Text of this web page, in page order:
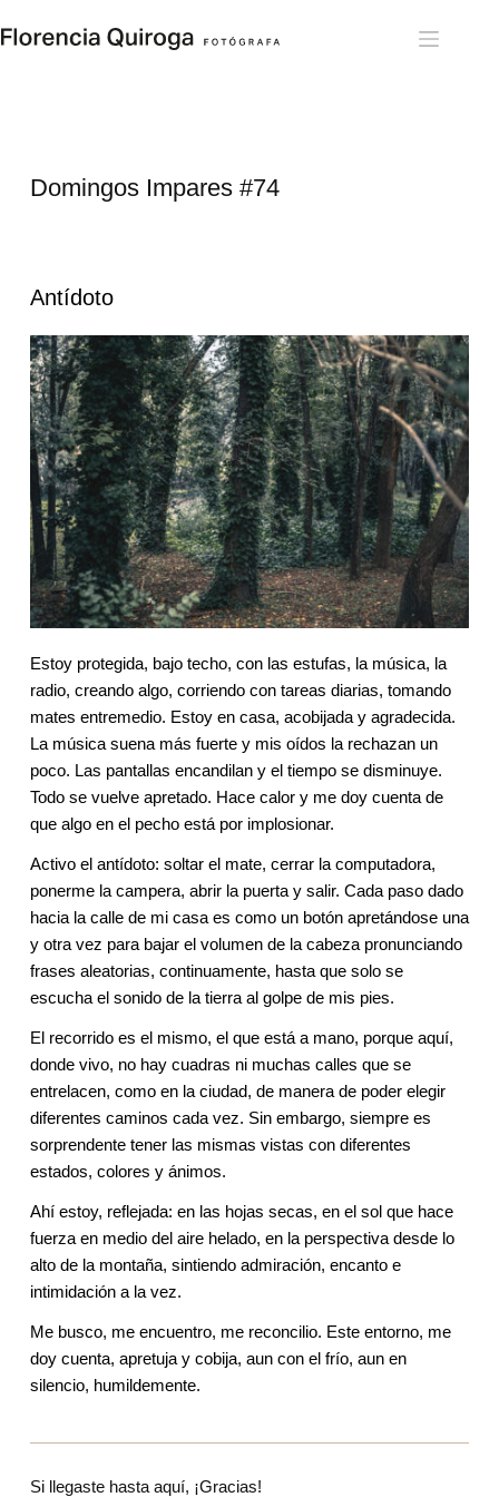
to
content
Domingos Impares #74
Antídoto
Estoy protegida, bajo techo, con las estufas, la música, la
radio, creando algo, corriendo con tareas diarias, tomando
mates entremedio. Estoy en casa, acobijada y agradecida.
La música suena más fuerte y mis oídos la rechazan un
poco. Las pantallas encandilan y el tiempo se disminuye.
Todo se vuelve apretado. Hace calor y me doy cuenta de
que algo en el pecho está por implosionar.
Activo el antídoto: soltar el mate, cerrar la computadora,
ponerme la campera, abrir la puerta y salir. Cada paso dado
hacia la calle de mi casa es como un botón apretándose una
y otra vez para bajar el volumen de la cabeza pronunciando
frases aleatorias, continuamente, hasta que solo se
escucha el sonido de la tierra al golpe de mis pies.
El recorrido es el mismo, el que está a mano, porque aquí,
donde vivo, no hay cuadras ni muchas calles que se
entrelacen, como en la ciudad, de manera de poder elegir
diferentes caminos cada vez. Sin embargo, siempre es
sorprendente tener las mismas vistas con diferentes
estados, colores y ánimos.
Ahí estoy, reflejada: en las hojas secas, en el sol que hace
fuerza en medio del aire helado, en la perspectiva desde lo
alto de la montaña, sintiendo admiración, encanto e
intimidación a la vez.
Me busco, me encuentro, me reconcilio. Este entorno, me
doy cuenta, apretuja y cobija, aun con el frío, aun en
silencio, humildemente.
Si llegaste hasta aquí, ¡Gracias!